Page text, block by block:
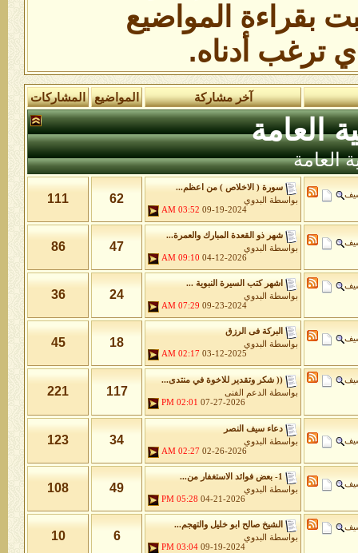
بقراءة المواضيع
ترغب أدناه.
آخر مشاركة المواضيع المشاركات
العامة
العامة
سورة ( الاخلاص ) من اعظم...
بواسطة
البدوي
09-19-2024
03:52 AM
62
111
شهر ذو القعدة المبارك والعمرة...
بواسطة
البدوي
04-12-2026
09:10 AM
47
86
اشهر كتب السيرة النبوية ...
بواسطة
البدوي
09-23-2024
07:29 AM
24
36
البركة فى الرزق
بواسطة
البدوي
03-12-2025
02:17 AM
18
45
(( شكر وتقدير للاخوة في منتدى...
بواسطة
الدعم الفنى
07-27-2026
02:01 PM
117
221
دعاء سيف النصر
بواسطة
البدوي
02-26-2026
02:27 AM
34
123
1- بعض فوائد الاستغفار من...
بواسطة
البدوي
04-21-2026
05:28 PM
49
108
الشيخ صالح ابو خليل والتهجم...
بواسطة
البدوي
09-19-2024
03:04 PM
6
10